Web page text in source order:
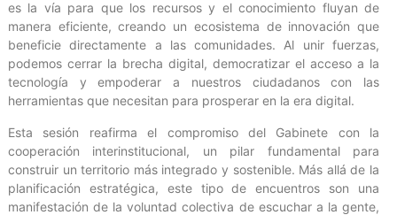
es la vía para que los recursos y el conocimiento fluyan de
manera eficiente, creando un ecosistema de innovación que
beneficie directamente a las comunidades. Al unir fuerzas,
podemos cerrar la brecha digital, democratizar el acceso a la
tecnología y empoderar a nuestros ciudadanos con las
herramientas que necesitan para prosperar en la era digital.
Esta sesión reafirma el compromiso del Gabinete con la
cooperación interinstitucional, un pilar fundamental para
construir un territorio más integrado y sostenible. Más allá de la
planificación estratégica, este tipo de encuentros son una
manifestación de la voluntad colectiva de escuchar a la gente,